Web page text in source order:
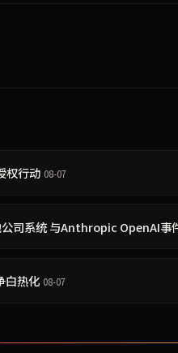
权行动 08-07
司系统 与Anthropic OpenAI事
白热化 08-07